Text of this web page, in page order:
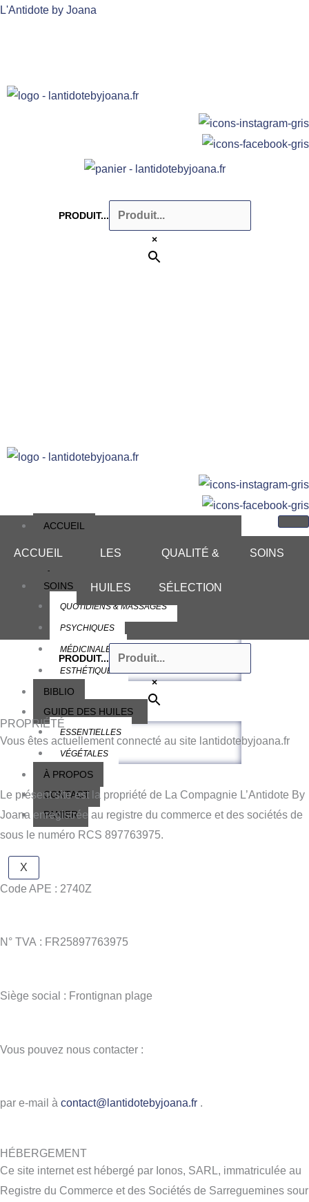
Aller
L'Antidote by Joana
PRODUIT...
×
ACCUEIL
LES HUILES
SOINS
QUOTIDIENS & MASSAGES
PSYCHIQUES
MÉDICINALES
ESTHÉTIQUES
BIBLIO
GUIDE DES HUILES
ESSENTIELLES
VÉGÉTALES
À PROPOS
CONTACT
PANIER
X
ACCUEIL LES
HUILES
QUALITÉ &
SÉLECTION
SOINS
PRODUIT...
×
PROPRIÉTÉ
Vous êtes actuellement connecté au site lantidotebyjoana.fr
Le présent site est la propriété de La Compagnie L’Antidote By
Joana enregistrée au registre du commerce et des sociétés de
sous le numéro RCS 897763975.
Code APE : 2740Z
N° TVA : FR25897763975
Siège social : Frontignan plage
Vous pouvez nous contacter :
par e-mail à contact@lantidotebyjoana.fr .
HÉBERGEMENT
Ce site internet est hébergé par Ionos, SARL, immatriculée au
Registre du Commerce et des Sociétés de Sarreguemines sour